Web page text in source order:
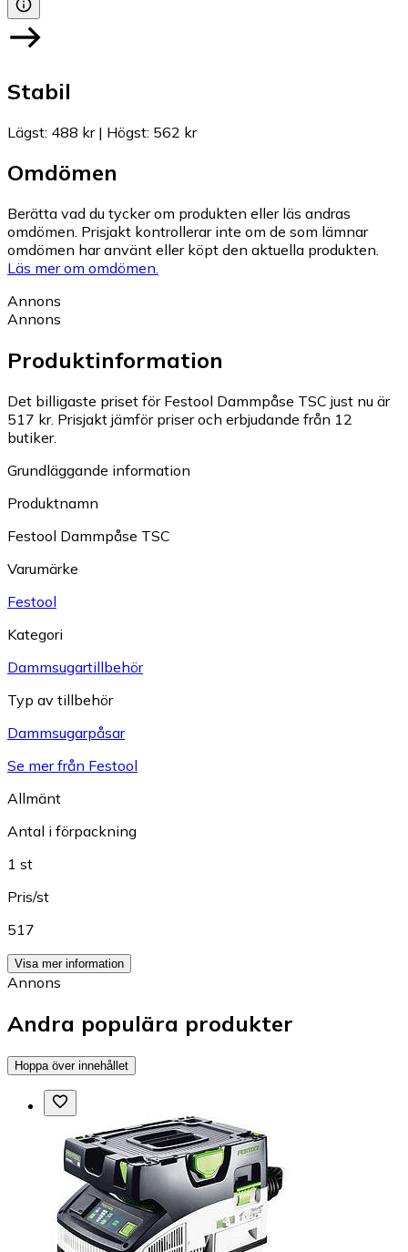
Stabil
Lägst: 488 kr| Högst: 562 kr
Omdömen
Berätta vad du tycker om produkten eller läs andras
omdömen. Prisjakt kontrollerar inte om de som lämnar
omdömen har använt eller köpt den aktuella produkten.
Läs mer om omdömen.
Annons
Annons
Produktinformation
Det billigaste priset för Festool Dammpåse TSC just nu är
517 kr. Prisjakt jämför priser och erbjudande från 12
butiker.
Grundläggande information
Produktnamn
Festool Dammpåse TSC
Varumärke
Festool
Kategori
Dammsugartillbehör
Typ av tillbehör
Dammsugarpåsar
Se mer från Festool
Allmänt
Antal i förpackning
1 st
Pris/st
517
Visa mer information
Annons
Andra populära produkter
Hoppa över innehållet